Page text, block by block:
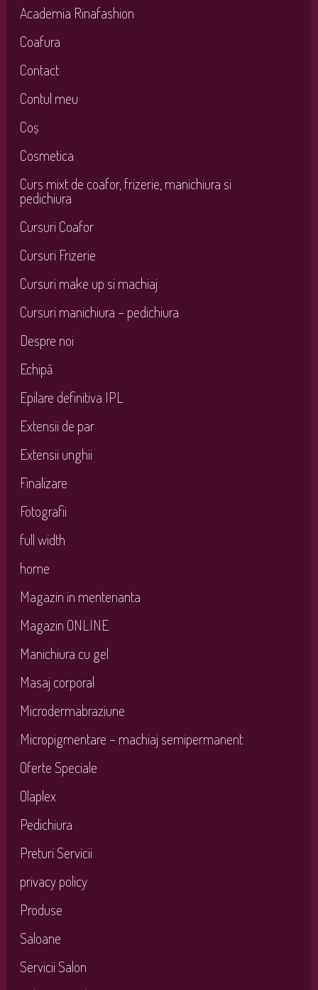
Academia Rinafashion
Coafura
Contact
Contul meu
Coș
Cosmetica
Curs mixt de coafor, frizerie, manichiura si
pedichiura
Cursuri Coafor
Cursuri Frizerie
Cursuri make up si machiaj
Cursuri manichiura – pedichiura
Despre noi
Echipă
Epilare definitiva IPL
Extensii de par
Extensii unghii
Finalizare
Fotografii
full width
home
Magazin in mentenanta
Magazin ONLINE
Manichiura cu gel
Masaj corporal
Microdermabraziune
Micropigmentare – machiaj semipermanent
Oferte Speciale
Olaplex
Pedichiura
Preturi Servicii
privacy policy
Produse
Saloane
Servicii Salon